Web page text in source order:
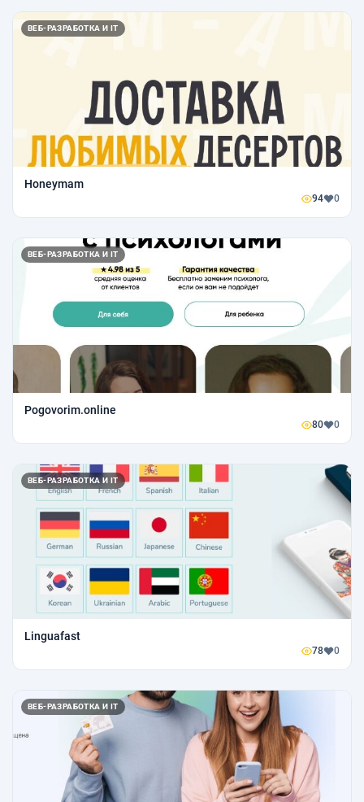
ВЕБ-РАЗРАБОТКА И IT
Honeymam
94 0
ВЕБ-РАЗРАБОТКА И IT
Pogovorim.online
80 0
ВЕБ-РАЗРАБОТКА И IT
Linguafast
78 0
ВЕБ-РАЗРАБОТКА И IT